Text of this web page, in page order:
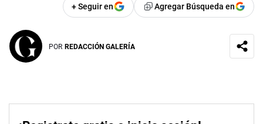
+ Seguir en Agregar Búsqueda en
POR REDACCIÓN GALERÍA